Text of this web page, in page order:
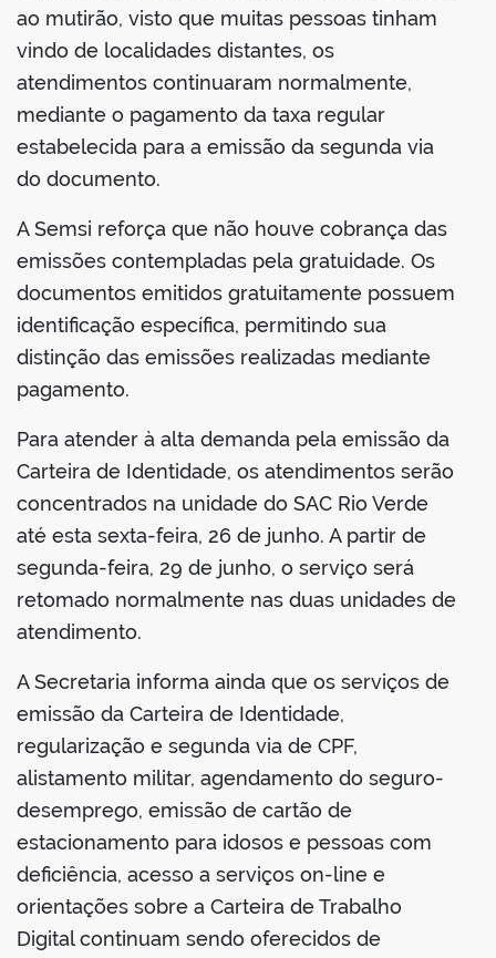
ao mutirão, visto que muitas pessoas tinham
vindo de localidades distantes, os
atendimentos continuaram normalmente,
mediante o pagamento da taxa regular
estabelecida para a emissão da segunda via
do documento.
A Semsi reforça que não houve cobrança das
emissões contempladas pela gratuidade. Os
documentos emitidos gratuitamente possuem
identificação específica, permitindo sua
distinção das emissões realizadas mediante
pagamento.
Para atender à alta demanda pela emissão da
Carteira de Identidade, os atendimentos serão
concentrados na unidade do SAC Rio Verde
até esta sexta-feira, 26 de junho. A partir de
segunda-feira, 29 de junho, o serviço será
retomado normalmente nas duas unidades de
atendimento.
A Secretaria informa ainda que os serviços de
emissão da Carteira de Identidade,
regularização e segunda via de CPF,
alistamento militar, agendamento do seguro-
desemprego, emissão de cartão de
estacionamento para idosos e pessoas com
deficiência, acesso a serviços on-line e
orientações sobre a Carteira de Trabalho
Digital continuam sendo oferecidos de